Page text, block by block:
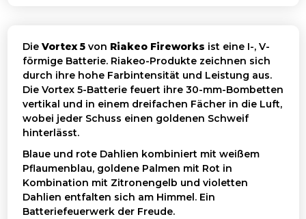
Die Vortex 5von Riakeo Fireworks ist eine I-, V-
förmige Batterie. Riakeo-Produkte zeichnen sich
durch ihre hohe Farbintensität und Leistung aus.
Die Vortex 5-Batterie feuert ihre 30-mm-Bombetten
vertikal und in einem dreifachen Fächer in die Luft,
wobei jeder Schuss einen goldenen Schweif
hinterlässt.
Blaue und rote Dahlien kombiniert mit weißem
Pflaumenblau, goldene Palmen mit Rot in
Kombination mit Zitronengelb und violetten
Dahlien entfalten sich am Himmel. Ein
Batteriefeuerwerk der Freude.